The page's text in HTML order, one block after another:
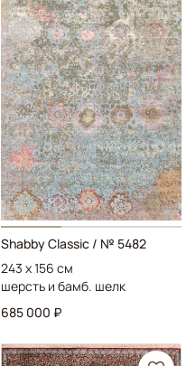
Shabby Classic / № 5482
243 x 156 см
шерсть и бамб. шелк
685 000 ₽